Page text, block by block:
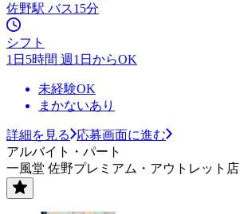
佐野駅 バス15分
シフト
1日5時間 週1日からOK
未経験OK
まかないあり
詳細を見る
応募画面に進む
アルバイト・パート
一風堂 佐野プレミアム・アウトレット店